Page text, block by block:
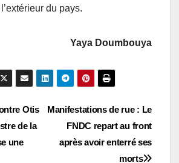
du pays.
Yaya Doumbouya
Manifestations de rue : Le
FNDC repart au front
après avoir enterré ses
morts
Otis
de la
une